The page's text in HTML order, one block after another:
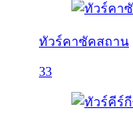
ทัวร์คาซัคสถาน
33